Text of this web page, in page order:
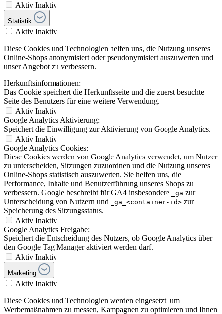
Aktiv Inaktiv
Statistik
Aktiv Inaktiv
Diese Cookies und Technologien helfen uns, die Nutzung unseres
Online-Shops anonymisiert oder pseudonymisiert auszuwerten und
unser Angebot zu verbessern.
Herkunftsinformationen:
Das Cookie speichert die Herkunftsseite und die zuerst besuchte
Seite des Benutzers für eine weitere Verwendung.
Aktiv Inaktiv
Google Analytics Aktivierung:
Speichert die Einwilligung zur Aktivierung von Google Analytics.
Aktiv Inaktiv
Google Analytics Cookies:
Diese Cookies werden von Google Analytics verwendet, um Nutzer
zu unterscheiden, Sitzungen zuzuordnen und die Nutzung unseres
Online-Shops statistisch auszuwerten. Sie helfen uns, die
Performance, Inhalte und Benutzerführung unseres Shops zu
verbessern. Google beschreibt für GA4 insbesondere
_ga zur
Unterscheidung von Nutzern und
_ga_<container-id> zur
Speicherung des Sitzungsstatus.
Aktiv Inaktiv
Google Analytics Freigabe:
Speichert die Entscheidung des Nutzers, ob Google Analytics über
den Google Tag Manager aktiviert werden darf.
Aktiv Inaktiv
Marketing
Aktiv Inaktiv
Diese Cookies und Technologien werden eingesetzt, um
Werbemaßnahmen zu messen, Kampagnen zu optimieren und Ihnen